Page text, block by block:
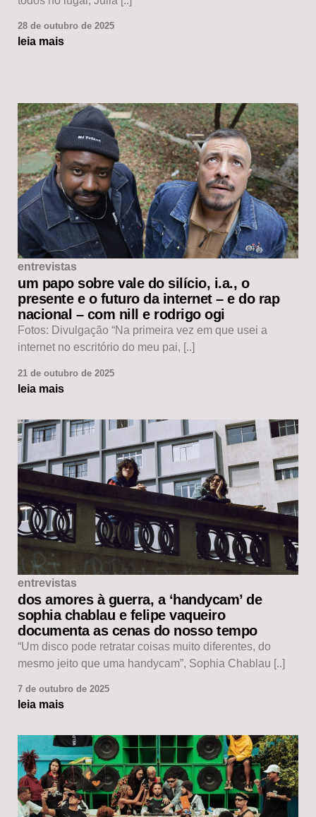
28 de outubro de 2025
leia mais
entrevistas
um papo sobre vale do silício, i.a., o
presente e o futuro da internet – e do rap
nacional – com nill e rodrigo ogi
Fotos: Divulgação “Na primeira vez em que usei a
internet no escritório do meu pai, [..]
21 de outubro de 2025
leia mais
entrevistas
dos amores à guerra, a ‘handycam’ de
sophia chablau e felipe vaqueiro
documenta as cenas do nosso tempo
“Um disco pode retratar coisas muito diferentes, do
mesmo jeito que uma handycam”, Sophia Chablau [..]
7 de outubro de 2025
leia mais